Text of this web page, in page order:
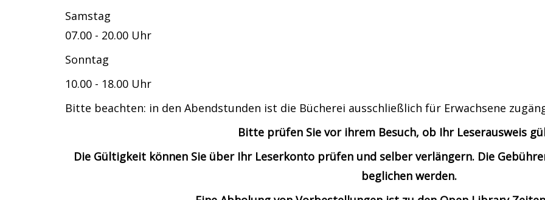
Samstag
07.00 - 20.00 Uhr
Sonntag
10.00 - 18.00 Uhr
Bitte beachten: in den Abendstunden ist die Bücherei ausschließlich für Erwachsene
Bitte prüfen Sie vor ihrem Besuch, ob Ihr Leserausweis
Die Gültigkeit können Sie über Ihr Leserkonto prüfen und selber verlängern. Die
beglichen werden.